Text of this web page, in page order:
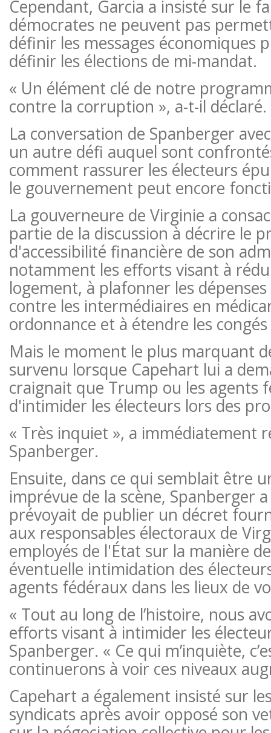
Cependant, Garcia a insisté sur le
démocrates ne peuvent pas
définir les messages économiques
définir les élections de mi-mandat.
« Un élément clé de notre
contre la corruption », a-t-il déclaré.
La conversation de Spanberger
un autre défi auquel sont
comment rassurer les électeurs
le gouvernement peut encore
La gouverneure de Virginie a
partie de la discussion à décrire le
d'accessibilité financière de son
notamment les efforts visant à
logement, à plafonner les
contre les intermédiaires en
ordonnance et à étendre les
Mais le moment le plus marquant
survenu lorsque Capehart lui a
craignait que Trump ou les agents
d'intimider les électeurs lors des
« Très inquiet », a immédiatement
Spanberger.
Ensuite, dans ce qui semblait être
imprévue de la scène, Spanberger
prévoyait de publier un décret
aux responsables électoraux de
employés de l'État sur la manière
éventuelle intimidation des
agents fédéraux dans les lieux de
« Tout au long de l’histoire, nous
efforts visant à intimider les
Spanberger. « Ce qui m’inquiète,
continuerons à voir ces niveaux
Capehart a également insisté sur
syndicats après avoir opposé son